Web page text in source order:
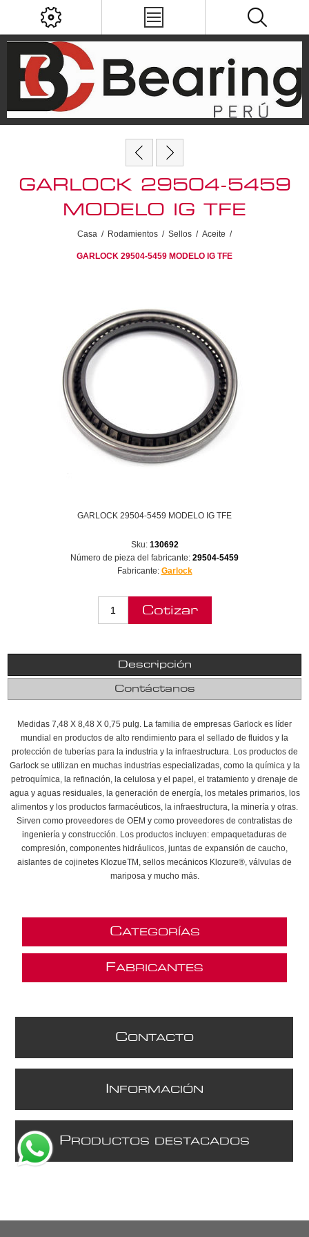
GARLOCK 29504-5459
MODELO IG TFE
Casa / Rodamientos / Sellos / Aceite /
GARLOCK 29504-5459 MODELO IG TFE
GARLOCK 29504-5459 MODELO IG TFE
Sku: 130692
Número de pieza del fabricante: 29504-5459
Fabricante: Garlock
Descripción
Contáctanos
Medidas 7,48 X 8,48 X 0,75 pulg. La familia de empresas Garlock es líder
mundial en productos de alto rendimiento para el sellado de fluidos y la
protección de tuberías para la industria y la infraestructura. Los productos de
Garlock se utilizan en muchas industrias especializadas, como la química y la
petroquímica, la refinación, la celulosa y el papel, el tratamiento y drenaje de
agua y aguas residuales, la generación de energía, los metales primarios, los
alimentos y los productos farmacéuticos, la infraestructura, la minería y otras.
Sirven como proveedores de OEM y como proveedores de contratistas de
ingeniería y construcción. Los productos incluyen: empaquetaduras de
compresión, componentes hidráulicos, juntas de expansión de caucho,
aislantes de cojinetes KlozueTM, sellos mecánicos Klozure®, válvulas de
mariposa y mucho más.
CATEGORÍAS
FABRICANTES
CONTACTO
NFORMACIÓN
PRODUCTOS DESTACADOS